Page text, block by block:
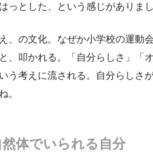
っとした、という感じがありまし
、の文化。なぜか小学校の運動
、叩かれる。「自分らしさ」「
う考えに流される。自分らしさ
。
体でいられる自分